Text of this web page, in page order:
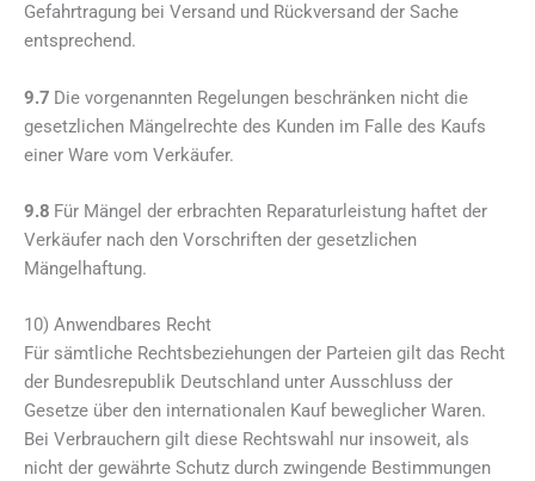
Gefahrtragung bei Versand und Rückversand der Sache
entsprechend.
9.7 Die vorgenannten Regelungen beschränken nicht die
gesetzlichen Mängelrechte des Kunden im Falle des Kaufs
einer Ware vom Verkäufer.
9.8 Für Mängel der erbrachten Reparaturleistung haftet der
Verkäufer nach den Vorschriften der gesetzlichen
Mängelhaftung.
10) Anwendbares Recht
Für sämtliche Rechtsbeziehungen der Parteien gilt das Recht
der Bundesrepublik Deutschland unter Ausschluss der
Gesetze über den internationalen Kauf beweglicher Waren.
Bei Verbrauchern gilt diese Rechtswahl nur insoweit, als
nicht der gewährte Schutz durch zwingende Bestimmungen